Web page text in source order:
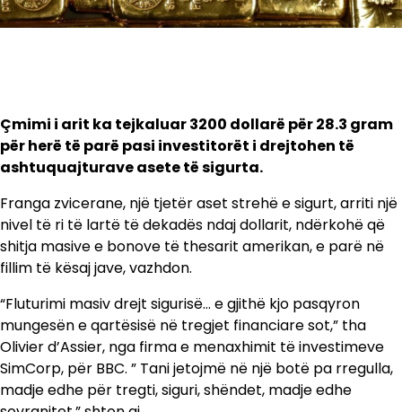
Çmimi i arit ka tejkaluar 3200 dollarë për 28.3 gram
për herë të parë pasi investitorët i drejtohen të
ashtuquajturave asete të sigurta.
Franga zvicerane, një tjetër aset strehë e sigurt, arriti një
nivel të ri të lartë të dekadës ndaj dollarit, ndërkohë që
shitja masive e bonove të thesarit amerikan, e parë në
fillim të kësaj jave, vazhdon.
“Fluturimi masiv drejt sigurisë… e gjithë kjo pasqyron
mungesën e qartësisë në tregjet financiare sot,” tha
Olivier d’Assier, nga firma e menaxhimit të investimeve
SimCorp, për BBC. ” Tani jetojmë në një botë pa rregulla,
madje edhe për tregti, siguri, shëndet, madje edhe